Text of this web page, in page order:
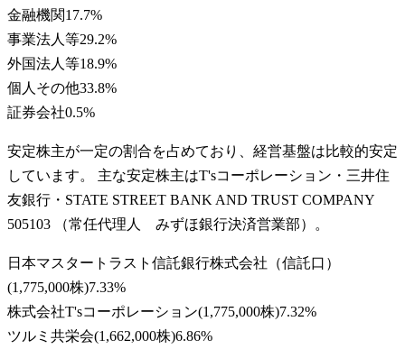
金融機関17.7%
事業法人等29.2%
外国法人等18.9%
個人その他33.8%
証券会社0.5%
安定株主が一定の割合を占めており、経営基盤は比較的安定
しています。 主な安定株主はT'sコーポレーション・三井住
友銀行・STATE STREET BANK AND TRUST COMPANY
505103 （常任代理人 みずほ銀行決済営業部）。
日本マスタートラスト信託銀行株式会社（信託口）
(1,775,000株)7.33%
株式会社T'sコーポレーション(1,775,000株)7.32%
ツルミ共栄会(1,662,000株)6.86%